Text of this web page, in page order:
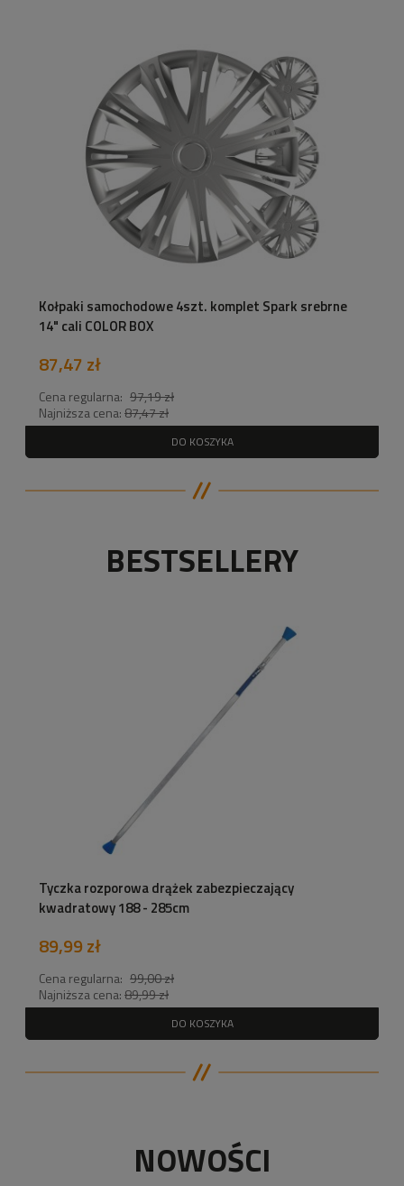
Kołpaki samochodowe 4szt. komplet Spark srebrne
14" cali COLOR BOX
87,47 zł
Cena regularna: 97,19 zł
Najniższa cena:87,47 zł
DO KOSZYKA
BESTSELLERY
Tyczka rozporowa drążek zabezpieczający
kwadratowy 188 - 285cm
89,99 zł
Cena regularna: 99,00 zł
Najniższa cena:89,99 zł
DO KOSZYKA
NOWOŚCI